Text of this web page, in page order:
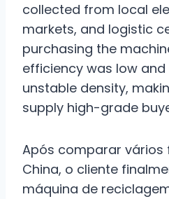
collected from local
markets, and logistic
purchasing the
efficiency was low
unstable density,
supply high-grade
Após comparar vários
China, o cliente
máquina de